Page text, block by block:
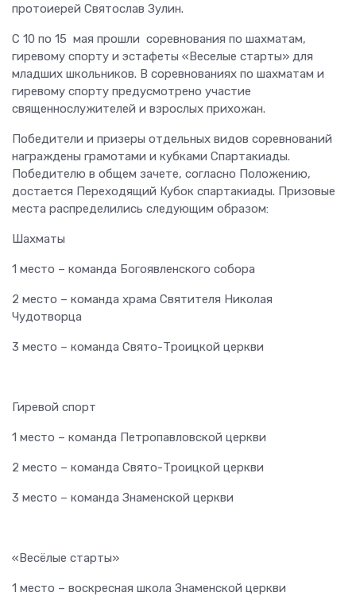
протоиерей Святослав Зулин.
С 10 по 15 мая прошли соревнования по шахматам,
гиревому спорту и эстафеты «Веселые старты» для
младших школьников. В соревнованиях по шахматам и
гиревому спорту предусмотрено участие
священнослужителей и взрослых прихожан.
Победители и призеры отдельных видов соревнований
награждены грамотами и кубками Спартакиады.
Победителю в общем зачете, согласно Положению,
достается Переходящий Кубок спартакиады. Призовые
места распределились следующим образом:
Шахматы
1 место – команда Богоявленского собора
2 место – команда храма Святителя Николая
Чудотворца
3 место – команда Свято-Троицкой церкви
Гиревой спорт
1 место – команда Петропавловской церкви
2 место – команда Свято-Троицкой церкви
3 место – команда Знаменской церкви
«Весёлые старты»
1 место – воскресная школа Знаменской церкви